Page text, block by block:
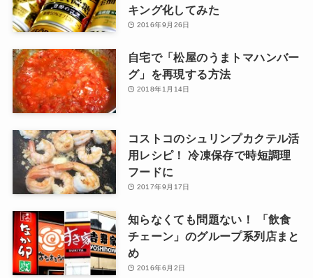
キング化してみた
2016年9月26日
自宅で「松屋のうまトマハンバー
グ」を再現する方法
2018年1月14日
コストコのシュリンプカクテル活
用レシピ！ 冷凍保存で時短調理
フードに
2017年9月17日
知らなくても問題ない！ 「飲食
チェーン」のグループ系列店まと
め
2016年6月2日